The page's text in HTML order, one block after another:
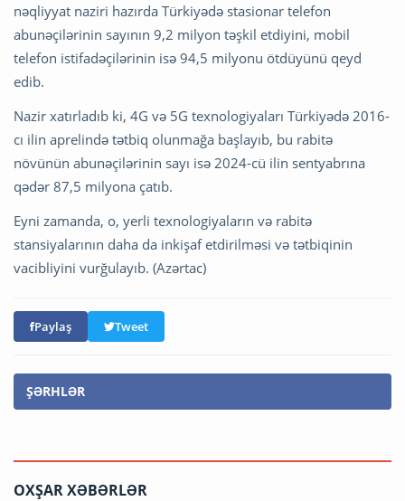
nəqliyyat naziri hazırda Türkiyədə stasionar telefon
abunəçilərinin sayının 9,2 milyon təşkil etdiyini, mobil
telefon istifadəçilərinin isə 94,5 milyonu ötdüyünü qeyd
edib.
Nazir xatırladıb ki, 4G və 5G texnologiyaları Türkiyədə 2016-
cı ilin aprelində tətbiq olunmağa başlayıb, bu rabitə
növünün abunəçilərinin sayı isə 2024-cü ilin sentyabrına
qədər 87,5 milyona çatıb.
Eyni zamanda, o, yerli texnologiyaların və rabitə
stansiyalarının daha da inkişaf etdirilməsi və tətbiqinin
vacibliyini vurğulayıb. (Azərtac)
Paylaş Tweet
ŞƏRHLƏR
OXŞAR XƏBƏRLƏR